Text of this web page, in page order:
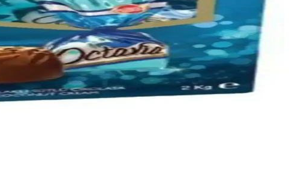
bir yarış arabası modeli sunar.
dünyasına dair detaylar burada.